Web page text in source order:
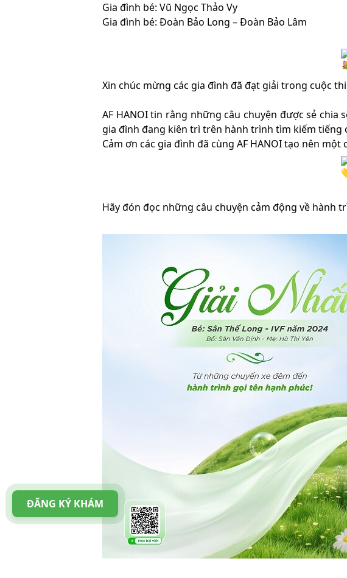
Gia đình bé: Vũ Ngọc Thảo Vy
Gia đình bé: Đoàn Bảo Long – Đoàn Bảo Lâm
Xin chúc mừng các gia đình đã đạt giải trong cuộc
AF HANOI tin rằng những câu chuyện được sẻ
gia đình đang kiên trì trên hành trình tìm kiếm tiếng
Cảm ơn các gia đình đã cùng AF HANOI tạo nên
Hãy đón đọc những câu chuyện cảm động về hành
ĐĂNG KÝ KHÁM